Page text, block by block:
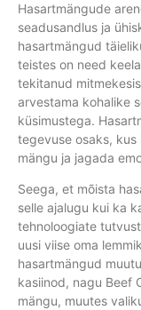
Hasartmängude
seadusandlus ja
hasartmängud
teistes on need
tekitanud
arvestama kohalike
küsimustega.
tegevuse osaks,
mängu ja jagada
Seega, et mõista
selle ajalugu kui ka
tehnoloogiate
uusi viise oma
hasartmängud
kasiinod, nagu Beef
mängu, muutes